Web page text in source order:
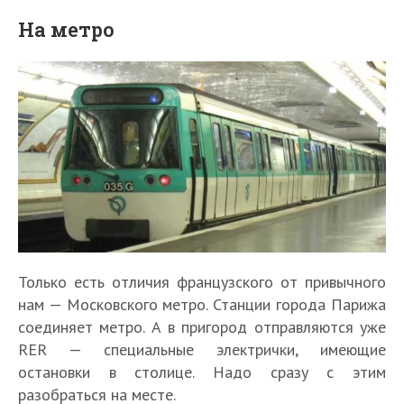
На метро
Только есть отличия французского от привычного
нам — Московского метро. Станции города Парижа
соединяет метро. А в пригород отправляются уже
RER — специальные электрички, имеющие
остановки в столице. Надо сразу с этим
разобраться на месте.